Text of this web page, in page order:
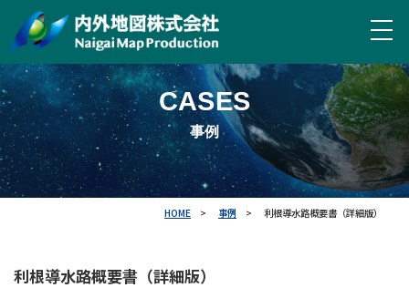
CASES
事例
HOME 事例 利根導水路概要書（詳細版）
利根導水路概要書（詳細版）